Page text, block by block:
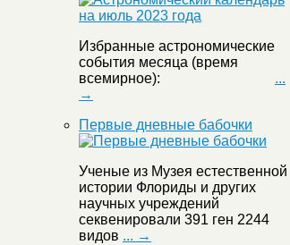
Избранные астрономические
события месяца (время
всемирное): ...
→
Первые дневные бабочки
Ученые из Музея естественной
истории Флориды и других
научных учреждений
секвенировали 391 ген 2244
видов ... →